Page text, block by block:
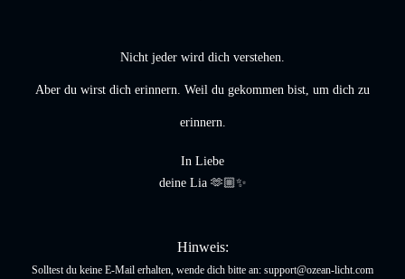
Nicht jeder wird dich verstehen.
Aber du wirst dich erinnern. Weil du gekommen bist, um dich zu
erinnern.
In Liebe
deine Lia 🫶🏼✨
Hinweis:
Solltest du keine E-Mail erhalten, wende dich bitte an: support@ozean-licht.com